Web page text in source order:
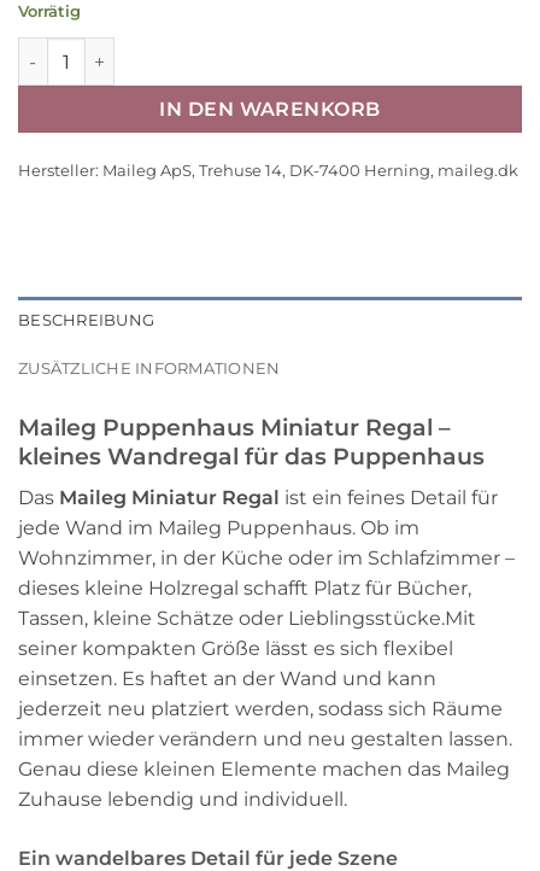
Vorrätig
Maileg Puppenhaus Miniatur Regal aus Holz, B9cm Menge
IN DEN WARENKORB
Hersteller: Maileg ApS, Trehuse 14, DK-7400 Herning, maileg.dk
BESCHREIBUNG
ZUSÄTZLICHE INFORMATIONEN
Maileg Puppenhaus Miniatur Regal –
kleines Wandregal für das Puppenhaus
Das Maileg Miniatur Regal ist ein feines Detail für
jede Wand im Maileg Puppenhaus. Ob im
Wohnzimmer, in der Küche oder im Schlafzimmer –
dieses kleine Holzregal schafft Platz für Bücher,
Tassen, kleine Schätze oder Lieblingsstücke.Mit
seiner kompakten Größe lässt es sich flexibel
einsetzen. Es haftet an der Wand und kann
jederzeit neu platziert werden, sodass sich Räume
immer wieder verändern und neu gestalten lassen.
Genau diese kleinen Elemente machen das Maileg
Zuhause lebendig und individuell.
Ein wandelbares Detail für jede Szene